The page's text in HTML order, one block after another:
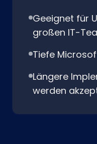
Geeignet für
großen IT-
Tiefe
Längere
werden